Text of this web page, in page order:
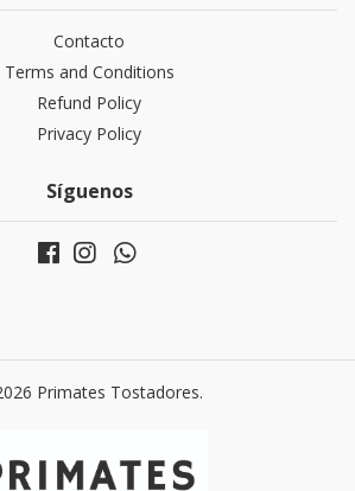
Contacto
Terms and Conditions
Refund Policy
Privacy Policy
Síguenos
Primates Tostadores.